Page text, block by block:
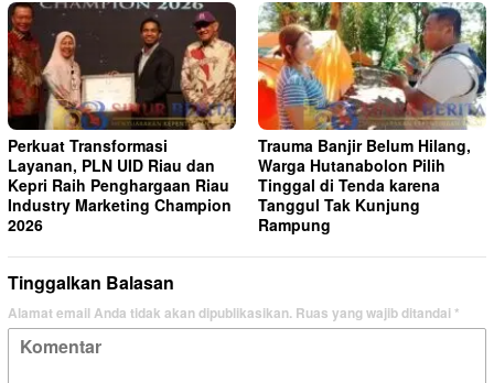
Perkuat Transformasi
Layanan, PLN UID Riau dan
Kepri Raih Penghargaan Riau
Industry Marketing Champion
2026
Trauma Banjir Belum Hilang,
Warga Hutanabolon Pilih
Tinggal di Tenda karena
Tanggul Tak Kunjung
Rampung
Tinggalkan Balasan
Alamat email Anda tidak akan dipublikasikan. Ruas yang wajib ditandai*